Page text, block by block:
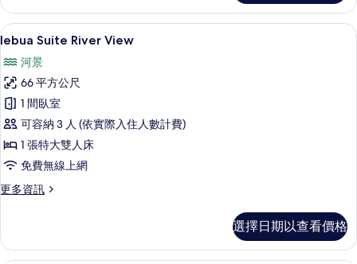
2
Bedroom
的
情
顯
lebua
Suite
River
View
的
所
有
1 間臥室、埃及棉床單、高級寢具、客
7
lebua Suite River View
河景
66 平方公尺
1 間臥室
可容納 3 人 (依實際入住人數計費)
1 張特大雙人床
免費無線上網
更多資訊
更
River
View
選擇日期以查看價格